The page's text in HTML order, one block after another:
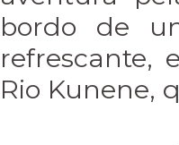
bordo de
refrescante,
Rio Kunene,